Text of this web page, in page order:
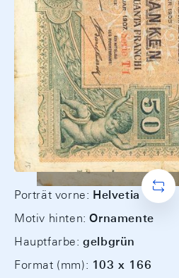
Porträt vorne: Helvetia
Motiv hinten:Ornamente
Hauptfarbe:gelbgrün
Format (mm): 103 x 166